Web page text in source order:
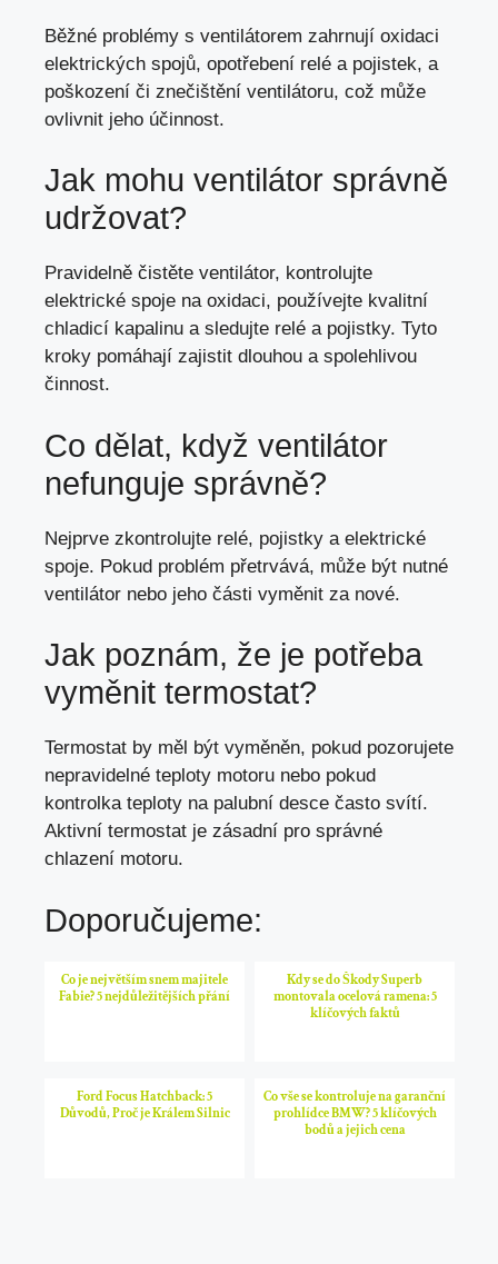
Běžné problémy s ventilátorem zahrnují oxidaci
elektrických spojů, opotřebení relé a pojistek, a
poškození či znečištění ventilátoru, což může
ovlivnit jeho účinnost.
Jak mohu ventilátor správně
udržovat?
Pravidelně čistěte ventilátor, kontrolujte
elektrické spoje na oxidaci, používejte kvalitní
chladicí kapalinu a sledujte relé a pojistky. Tyto
kroky pomáhají zajistit dlouhou a spolehlivou
činnost.
Co dělat, když ventilátor
nefunguje správně?
Nejprve zkontrolujte relé, pojistky a elektrické
spoje. Pokud problém přetrvává, může být nutné
ventilátor nebo jeho části vyměnit za nové.
Jak poznám, že je potřeba
vyměnit termostat?
Termostat by měl být vyměněn, pokud pozorujete
nepravidelné teploty motoru nebo pokud
kontrolka teploty na palubní desce často svítí.
Aktivní termostat je zásadní pro správné
chlazení motoru.
Doporučujeme:
Co je největším snem majitele
Fabie? 5 nejdůležitějších přání
Kdy se do Škody Superb
montovala ocelová ramena: 5
klíčových faktů
Ford Focus Hatchback: 5
Důvodů, Proč je Králem Silnic
Co vše se kontroluje na garanční
prohlídce BMW? 5 klíčových
bodů a jejich cena